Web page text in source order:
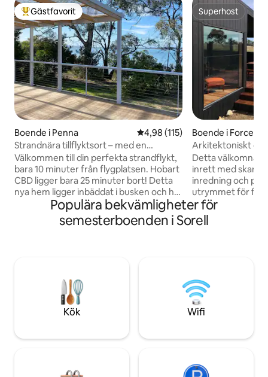
Populär gästfavorit
Gästfavorit
Boende i Penna 4,98 av 5 i genomsnittligt
4,98 (115)
Strandnära tillflyktsort – med en
buskväg till vattnet
Välkommen till din perfekta strandflykt,
bara 10 minuter från flygplatsen. Hobart
CBD ligger bara 25 minuter bort! Detta
nya hem ligger inbäddat i busken och har
direkt tillgång till en avskild strand längs
ett buskspår (med trappsteg), bra
rörlighet är viktigt. Du kommer att njuta
bekvämligheter inkluderar en
tvättmaskin, torktumlare, TV och
utomhus matplats för att njuta av solen
och havsbrisen.
Superhost
Superhost
Boende i Forcett
Arkitektoniskt
landsbygden
Detta
inrett med
inredning och
utrymmet för
tasmanska
vin och gör dig
fantastiska
öppen spis, stort
modernt kök och
Beläget på en 5
Populära bekvämligheter för
semesterboenden i Sorell
Kök Wifi